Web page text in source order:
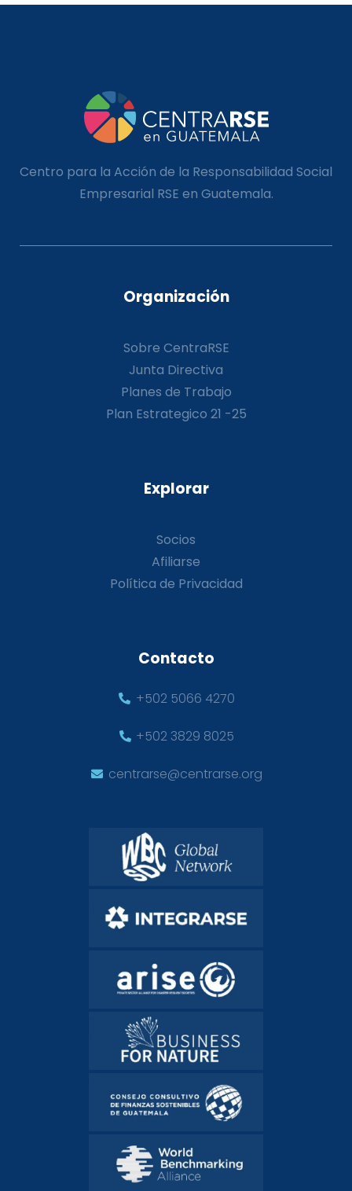
Centro para la Acción de la Responsabilidad Social
Empresarial RSE en Guatemala.
Organización
Sobre CentraRSE
Junta Directiva
Planes de Trabajo
Plan Estrategico 21 -25
Explorar
Socios
Afiliarse
Política de Privacidad
Contacto
+502 5066 4270
+502 3829 8025
centrarse@centrarse.org